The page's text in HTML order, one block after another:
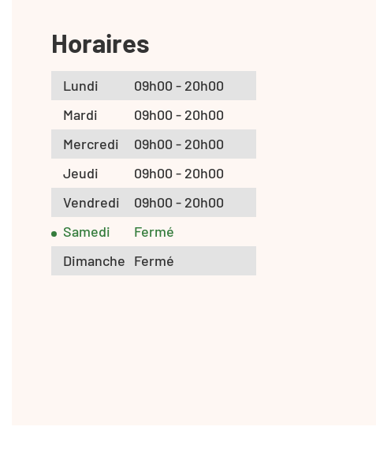
Horaires
Lundi
09h00 - 20h00
Mardi
09h00 - 20h00
Mercredi
09h00 - 20h00
Jeudi
09h00 - 20h00
Vendredi
09h00 - 20h00
Samedi
Fermé
Dimanche Fermé